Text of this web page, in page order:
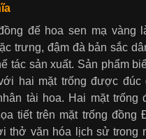
đế hoa sen mạ vàng
trưng, đậm đà bản sắc
tác sản xuất. Sản phẩm
hai mặt trống được đúc
tài hoa. Hai mặt trống
tiết trên mặt trống đồng
thở văn hóa lịch sử trong